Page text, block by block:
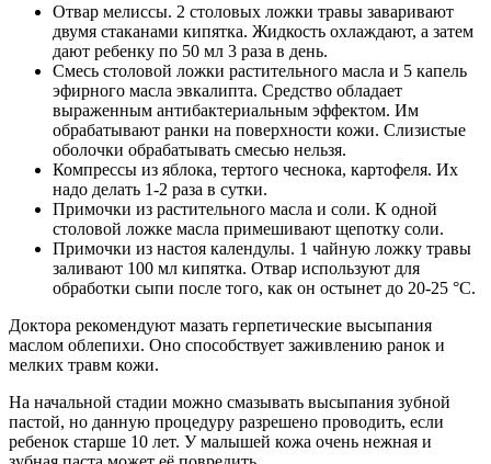
Отвар мелиссы. 2 столовых ложки травы заваривают
двумя стаканами кипятка. Жидкость охлаждают, а затем
дают ребенку по 50 мл 3 раза в день.
Смесь столовой ложки растительного масла и 5 капель
эфирного масла эвкалипта. Средство обладает
выраженным антибактериальным эффектом. Им
обрабатывают ранки на поверхности кожи. Слизистые
оболочки обрабатывать смесью нельзя.
Компрессы из яблока, тертого чеснока, картофеля. Их
надо делать 1-2 раза в сутки.
Примочки из растительного масла и соли. К одной
столовой ложке масла примешивают щепотку соли.
Примочки из настоя календулы. 1 чайную ложку травы
заливают 100 мл кипятка. Отвар используют для
обработки сыпи после того, как он остынет до 20-25 °C.
Доктора рекомендуют мазать герпетические высыпания
маслом облепихи. Оно способствует заживлению ранок и
мелких травм кожи.
На начальной стадии можно смазывать высыпания зубной
пастой, но данную процедуру разрешено проводить, если
ребенок старше 10 лет. У малышей кожа очень нежная и